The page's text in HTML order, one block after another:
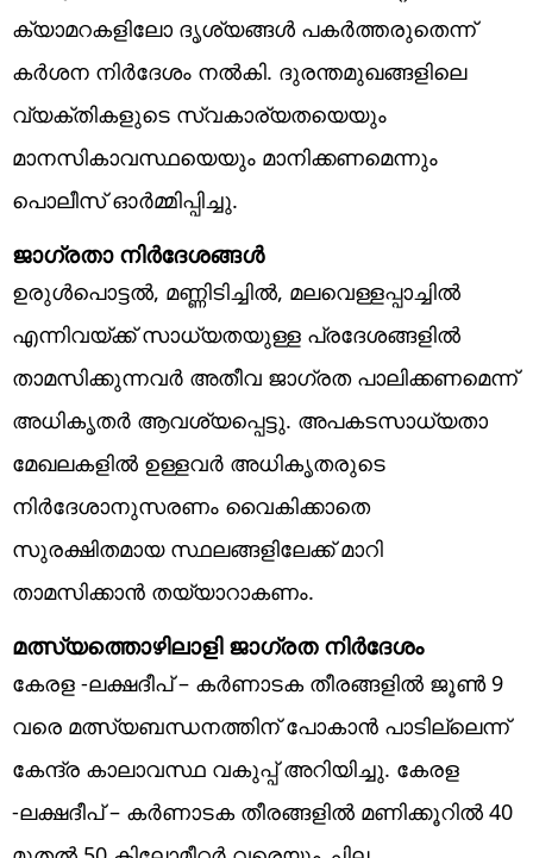
ക്യാമറകളിലോ ദൃശ്യങ്ങൾ പകർത്തരുതെന്ന്
കർശന നിർദേശം നൽകി. ദുരന്തമുഖങ്ങളിലെ
വ്യക്തികളുടെ സ്വകാര്യതയെയും
മാനസികാവസ്ഥയെയും മാനിക്കണമെന്നും
പൊലീസ് ഓർമ്മിപ്പിച്ചു.
ജാഗ്രതാ നിർദേശങ്ങൾ
ഉരുൾപൊട്ടൽ, മണ്ണിടിച്ചിൽ, മലവെള്ളപ്പാച്ചിൽ
എന്നിവയ്ക്ക് സാധ്യതയുള്ള പ്രദേശങ്ങളിൽ
താമസിക്കുന്നവർ അതീവ ജാഗ്രത പാലിക്കണമെന്ന്
അധികൃതർ ആവശ്യപ്പെട്ടു. അപകടസാധ്യതാ
മേഖലകളിൽ ഉള്ളവർ അധികൃതരുടെ
നിർദേശാനുസരണം വൈകിക്കാതെ
സുരക്ഷിതമായ സ്ഥലങ്ങളിലേക്ക് മാറി
താമസിക്കാൻ തയ്യാറാകണം.
മത്സ്യത്തൊഴിലാളി ജാഗ്രത നിർദേശം
കേരള -ലക്ഷദീപ് – കർണാടക തീരങ്ങളിൽ ജൂൺ 9
വരെ മത്സ്യബന്ധനത്തിന് പോകാൻ പാടില്ലെന്ന്
കേന്ദ്ര കാലാവസ്ഥ വകുപ്പ് അറിയിച്ചു. കേരള
-ലക്ഷദീപ് – കർണാടക തീരങ്ങളിൽ മണിക്കൂറിൽ 40